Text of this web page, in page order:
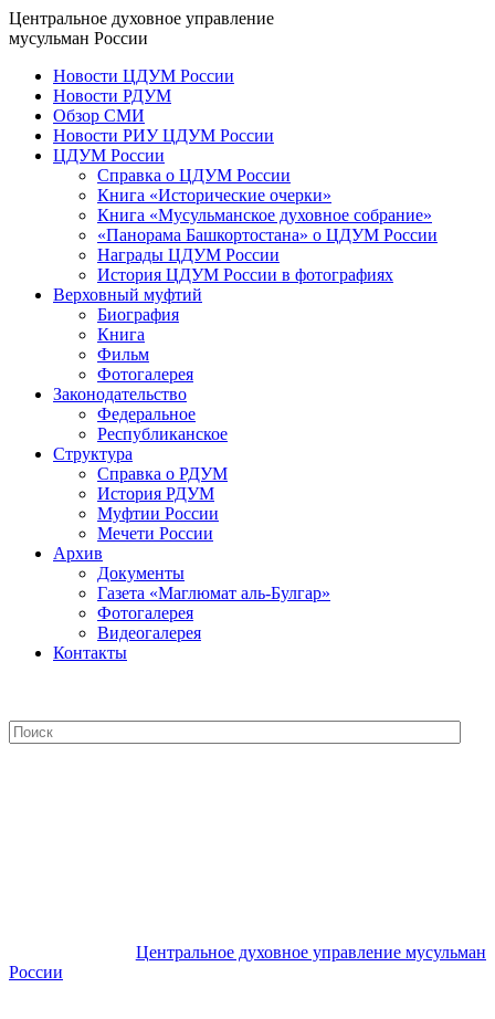
Центральное духовное управление
мусульман России
Новости ЦДУМ России
Новости РДУМ
Обзор СМИ
Новости РИУ ЦДУМ России
ЦДУМ России
Справка о ЦДУМ России
Книга «Исторические очерки»
Книга «Мусульманское духовное собрание»
«Панорама Башкортостана» о ЦДУМ России
Награды ЦДУМ России
История ЦДУМ России в фотографиях
Верховный муфтий
Биография
Книга
Фильм
Фотогалерея
Законодательство
Федеральное
Республиканское
Структура
Справка о РДУМ
История РДУМ
Муфтии России
Мечети России
Архив
Документы
Газета «Маглюмат аль-Булгар»
Фотогалерея
Видеогалерея
Контакты
Центральное духовное управление мусульман
России